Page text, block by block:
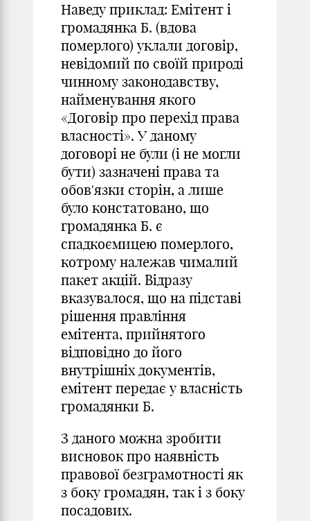
Наведу приклад: Емітент і
громадянка Б. (вдова
померлого) уклали договір,
невідомий по своїй природі
чинному законодавству,
найменування якого
«Договір про перехід права
власності». У даному
договорі не були (і не могли
бути) зазначені права та
обов'язки сторін, а лише
було констатовано, що
громадянка Б. є
спадкоємицею померлого,
котрому належав чималий
пакет акцій. Відразу
вказувалося, що на підставі
рішення правління
емітента, прийнятого
відповідно до його
внутрішніх документів,
емітент передає у власність
громадянки Б.
З даного можна зробити
висновок про наявність
правової безграмотності як
з боку громадян, так і з боку
посадових.